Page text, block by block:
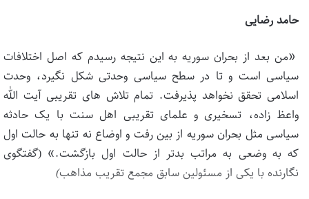
حامد رضایی
«من بعد از بحران سوریه به این نتیجه رسیدم که اصل اختلافات
سیاسی است و تا در سطح سیاسی وحدتی شکل نگیرد، وحدت
اسلامی تحقق نخواهد پذیرفت. تمام تلاش های تقریبی آیت الله
واعظ زاده، تسخیری و علمای تقریبی اهل سنت با یک حادثه
سیاسی مثل بحران سوریه از بین رفت و اوضاع نه تنها به حالت اول
که به وضعی به مراتب بدتر از حالت اول بازگشت.» (گفتگوی
نگارنده با یکی از مسئولین سابق مجمع تقریب مذاهب)